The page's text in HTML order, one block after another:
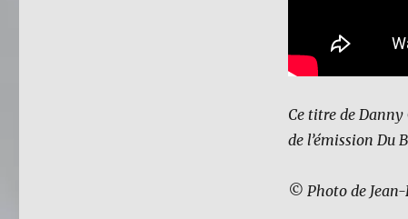
Ce titre de
de l’émission Du
© Photo de Jean-